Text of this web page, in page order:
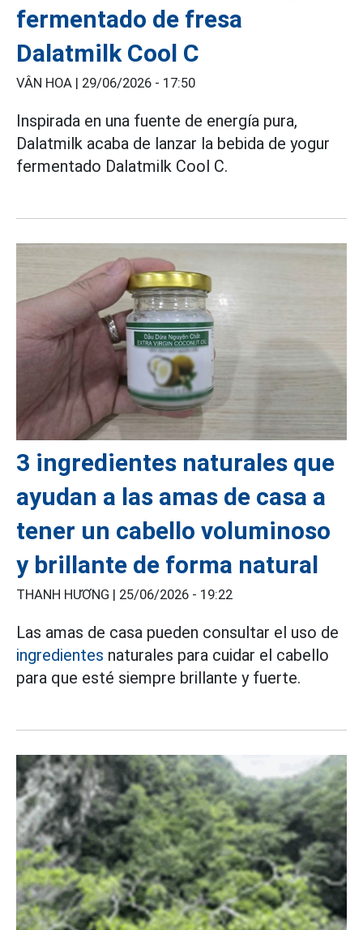
fermentado de fresa
Dalatmilk Cool C
VÂN HOA | 29/06/2026 - 17:50
Inspirada en una fuente de energía pura,
Dalatmilk acaba de lanzar la bebida de yogur
fermentado Dalatmilk Cool C.
3 ingredientes naturales que
ayudan a las amas de casa a
tener un cabello voluminoso
y brillante de forma natural
THANH HƯƠNG | 25/06/2026 - 19:22
Las amas de casa pueden consultar el uso de
ingredientes naturales para cuidar el cabello
para que esté siempre brillante y fuerte.